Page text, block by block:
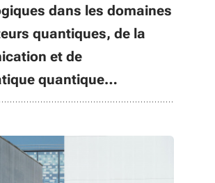
dans les domaines
quantiques, de la
et de
quantique…